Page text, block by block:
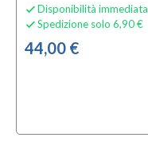
 Disponibilità immediata
 Spedizione solo 6,90 €
44,00 €